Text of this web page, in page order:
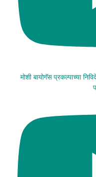
मोशी बायोगॅस प्रकल्पाच्या